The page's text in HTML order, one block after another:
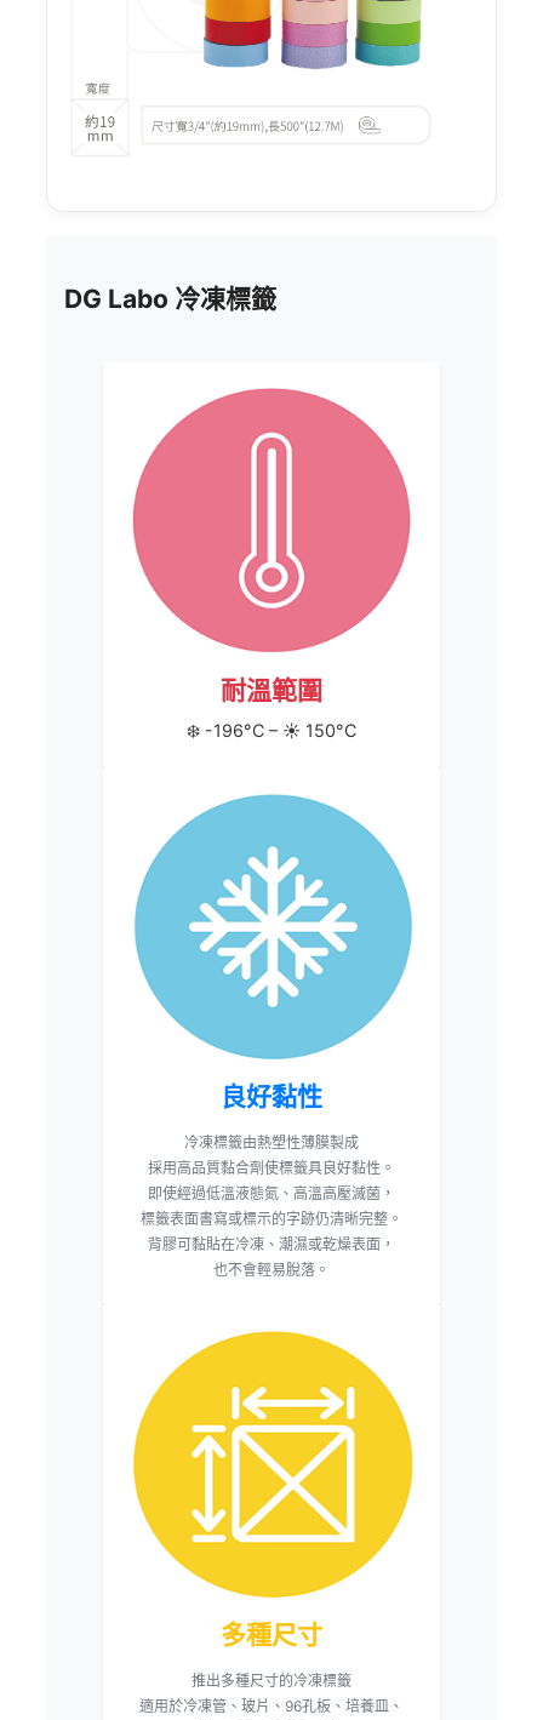
DG Labo 冷凍標籤
耐溫範圍
❄️ -196°C – ☀️ 150°C
良好黏性
冷凍標籤由熱塑性薄膜製成
採用高品質黏合劑使標籤具良好黏性。
即使經過低溫液態氮、高溫高壓滅菌，
標籤表面書寫或標示的字跡仍清晰完整。
背膠可黏貼在冷凍、潮濕或乾燥表面，
也不會輕易脫落。
多種尺寸
推出多種尺寸的冷凍標籤
適用於冷凍管、玻片、96孔板、培養皿、